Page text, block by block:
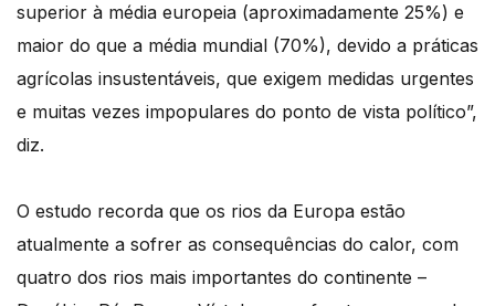
superior à média europeia (aproximadamente 25%) e
maior do que a média mundial (70%), devido a práticas
agrícolas insustentáveis, que exigem medidas urgentes
e muitas vezes impopulares do ponto de vista político”,
diz.
O estudo recorda que os rios da Europa estão
atualmente a sofrer as consequências do calor, com
quatro dos rios mais importantes do continente –